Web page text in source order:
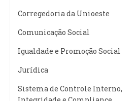
Corregedoria da Unioeste
Comunicação Social
Igualdade e Promoção Social
Jurídica
Sistema de Controle Interno,